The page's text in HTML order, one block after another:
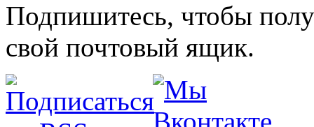
Подпишитесь, чтобы
свой почтовый ящик.